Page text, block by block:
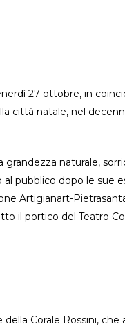
27 ottobre, in
città natale, nel
naturale,
pubblico dopo le sue
Artigianart-
il portico del Teatro
Corale Rossini, che